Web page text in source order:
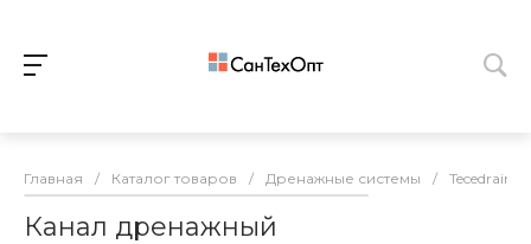
Главная / Каталог товаров / Дренажные системы /
Канал дренажный